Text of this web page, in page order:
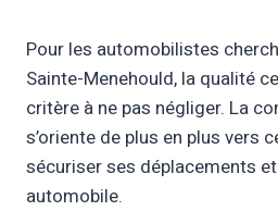
Pour les automobilistes
Sainte-Menehould, la qualité
critère à ne pas négliger. La
s’oriente de plus en plus vers
sécuriser ses déplacements
automobile.